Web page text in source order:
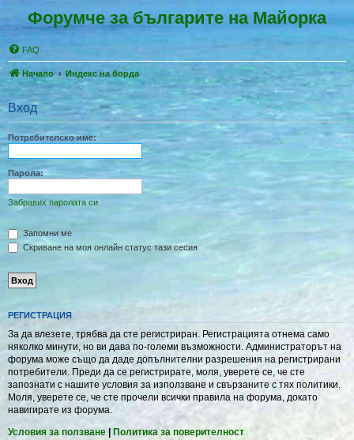
Форумче за българите на Майорка
FAQ
Начало Индекс на борда
Вход
Потребителско име:
Парола:
Забравих паролата си
Запомни ме
Скриване на моя онлайн статус тази сесия
РЕГИСТРАЦИЯ
За да влезете, трябва да сте регистриран. Регистрацията отнема само
няколко минути, но ви дава по-големи възможности. Администраторът на
форума може също да даде допълнителни разрешения на регистрирани
потребители. Преди да се регистрирате, моля, уверете се, че сте
запознати с нашите условия за използване и свързаните с тях политики.
Моля, уверете се, че сте прочели всички правила на форума, докато
навигирате из форума.
Условия за ползване | Политика за поверителност